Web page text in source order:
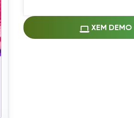
Thay logo + thông
(+100.000 VND)
XEM DEMO